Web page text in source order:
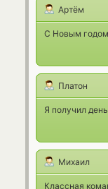
Артём
С Новым
Платон
Я получил
Михаил
Классная